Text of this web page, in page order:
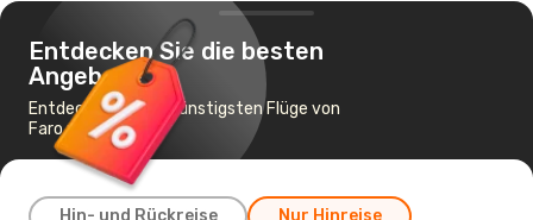
Entdecken Sie die besten
Angebote
Entdecken Sie die günstigsten Flüge von
Faro nach Malaga
Hin- und Rückreise Nur Hinreise